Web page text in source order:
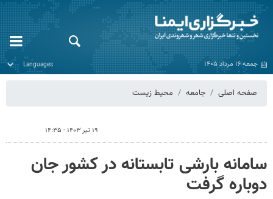
جمعه ۱۶ مرداد ۱۴۰۵
صفحه اصلی جامعه محیط زیست
۱۹ تیر ۱۴۰۳ - ۱۴:۳۵
سامانه بارشی تابستانه در کشور جان
دوباره گرفت